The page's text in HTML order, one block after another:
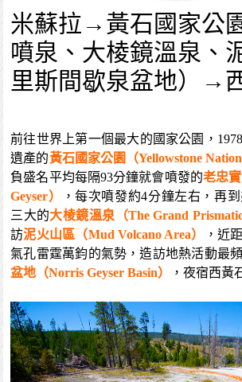
米蘇拉→黃石國家公
噴泉、大棱鏡溫泉、
里斯間歇泉盆地）→
前往世界上第一個最大的國家公園，
遺產的黃石國家公園（Yellowstone
負盛名平均每隔93分鐘就會噴發的老忠
Geyser）
，每次噴發約4分鐘左右，再
三大的大棱鏡溫泉（The Grand
訪泥火山區（Mud Volcano Area）
，近
氣孔雷霆萬鈞的氣勢，造訪地熱活動最
盆地（Norris Geyser Basin）
，夜宿西黃